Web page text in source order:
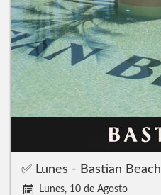
✅ Lunes - Bastian Beach
Lunes, 10 de Agosto